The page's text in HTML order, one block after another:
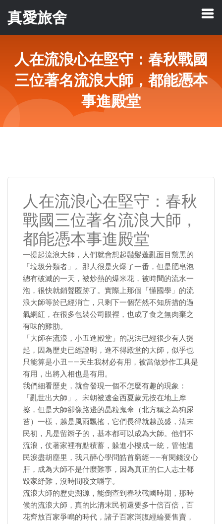
真愛旅舍
人在流浪心在堅守：春秋戰國
三位著名流浪大師，都能憑本
事進殿堂
人在流浪心在堅守：春秋
戰國三位著名流浪大師，
都能憑本事進殿堂
一提起流浪大師，人們就會想起鬚髮蓬亂面目黧黑的
「垃圾分類者」。那人很是火爆了一番，但是肥皂泡
總有破滅的一天，被炒熱的爆米花，被時間的流水一
泡，很快就銷聲匿跡了。實際上那個「懂國學」的流
浪大師等於已經消亡，只剩下一個茫然不知所措的過
氣網紅，在很多包裝公司眼裡，也成了食之無肉棄之
有味的雞肋。
「大師在流浪，小丑進殿堂」的說法已經很少有人提
起，因為歷史已經證明，進不得殿堂的大師，似乎也
只能算是小丑——天生我材必有用，被當做炒作工具是
有用，出將入相也是有用。
​我們細看歷史，就會發現一個不怎麼有趣的現象：
「亂世出大師」。宋朝被遼金西夏蒙元按在地上摩
擦，但是大師卻像路邊的晶粒鬼傘（北方稱之為狗尿
苔）一樣，越是風雨飄搖，它們長得就越茂盛，清末
民初，凡是留辮子的，基本都可以成為大師。他們不
流浪，仗著家裡有點積蓄，躲進小樓成一統，管他遺
民淚盡胡塵里，我只醉心學問皓首窮經——有閑錢沒心
肝，成為大師不是什麼難事，因為真正的仁人志士都
毀家紓難，沒時間咬文嚼字。
流浪大師的歷史溯源，能倒查到春秋戰國時期，那時
候的流浪大師，真的比清末民初還要多十倍百倍，百
花齊放百家爭鳴的時代，諸子百家滿腹經綸要售賣，